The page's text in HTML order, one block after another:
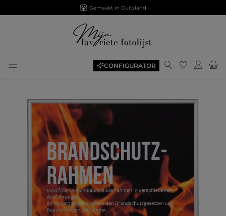
Gemaakt in Duitsland
CONFIGURATOR
Afbeeldingengalerij overslaan